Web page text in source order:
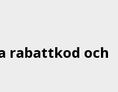
rabattkod och